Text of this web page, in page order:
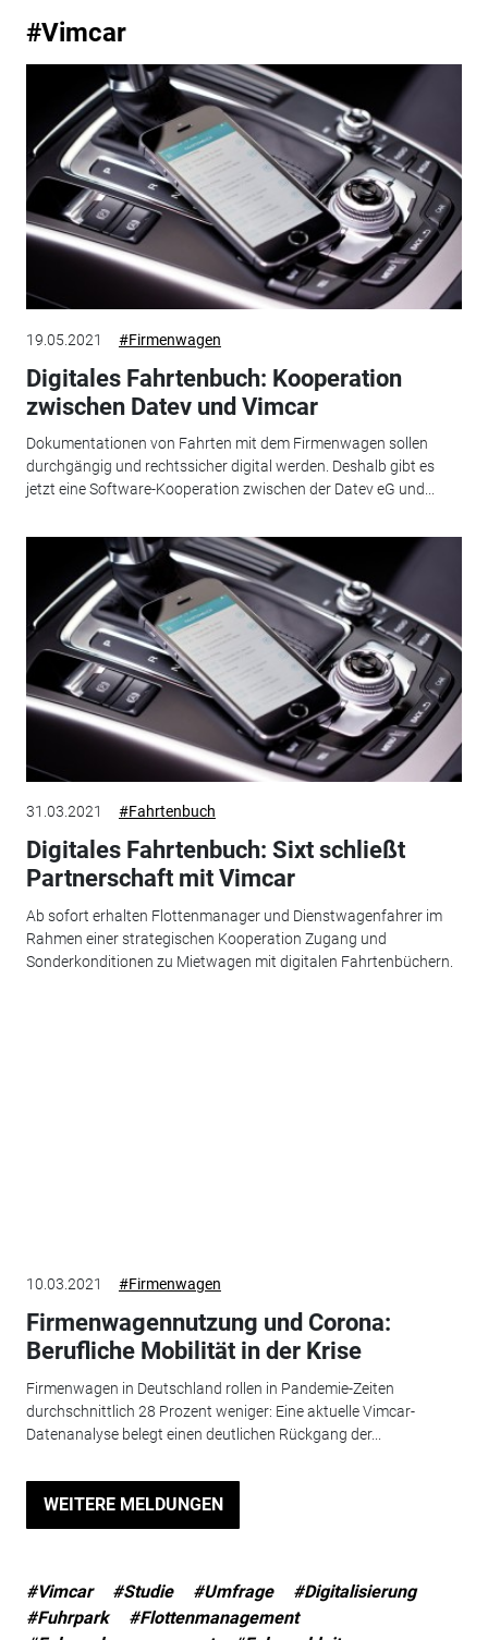
#Vimcar
19.05.2021 #Firmenwagen
Digitales Fahrtenbuch: Kooperation
zwischen Datev und Vimcar
Dokumentationen von Fahrten mit dem Firmenwagen sollen
durchgängig und rechtssicher digital werden. Deshalb gibt es
jetzt eine Software-Kooperation zwischen der Datev eG und...
31.03.2021 #Fahrtenbuch
Digitales Fahrtenbuch: Sixt schließt
Partnerschaft mit Vimcar
Ab sofort erhalten Flottenmanager und Dienstwagenfahrer im
Rahmen einer strategischen Kooperation Zugang und
Sonderkonditionen zu Mietwagen mit digitalen Fahrtenbüchern.
10.03.2021 #Firmenwagen
Firmenwagennutzung und Corona:
Berufliche Mobilität in der Krise
Firmenwagen in Deutschland rollen in Pandemie-Zeiten
durchschnittlich 28 Prozent weniger: Eine aktuelle Vimcar-
Datenanalyse belegt einen deutlichen Rückgang der...
WEITERE MELDUNGEN
#Vimcar #Studie #Umfrage
#Digitalisierung
#Fuhrpark
#Flottenmanagement